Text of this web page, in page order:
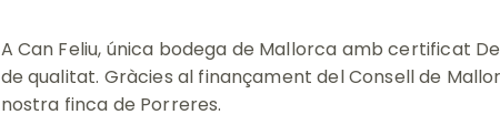
A Can Feliu, única bodega de Mallorca amb certificat
de qualitat. Gràcies al finançament del Consell de
nostra finca de Porreres.